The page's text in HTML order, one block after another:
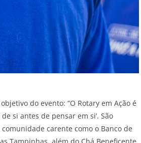
do evento: “O Rotary em Ação é
si antes de pensar em si’. São
carente como o Banco de